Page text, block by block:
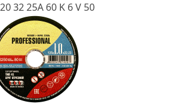
32 25А 60 K 6 V 50